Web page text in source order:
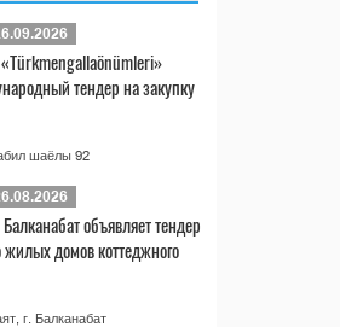
тендер на закупку
шаёлы 92
объявляет тендер
жилых домов коттеджного
г. Балканабат